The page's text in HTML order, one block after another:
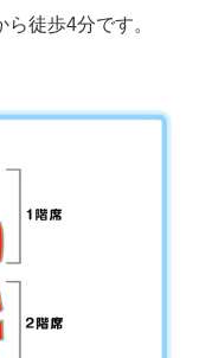
徒歩4分です。